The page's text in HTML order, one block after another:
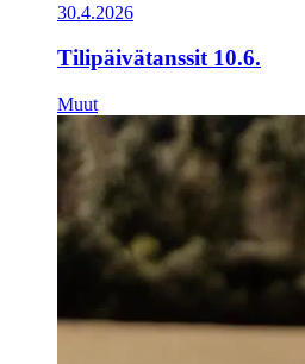
30.4.2026
Tilipäivätanssit 10.6.
Muut